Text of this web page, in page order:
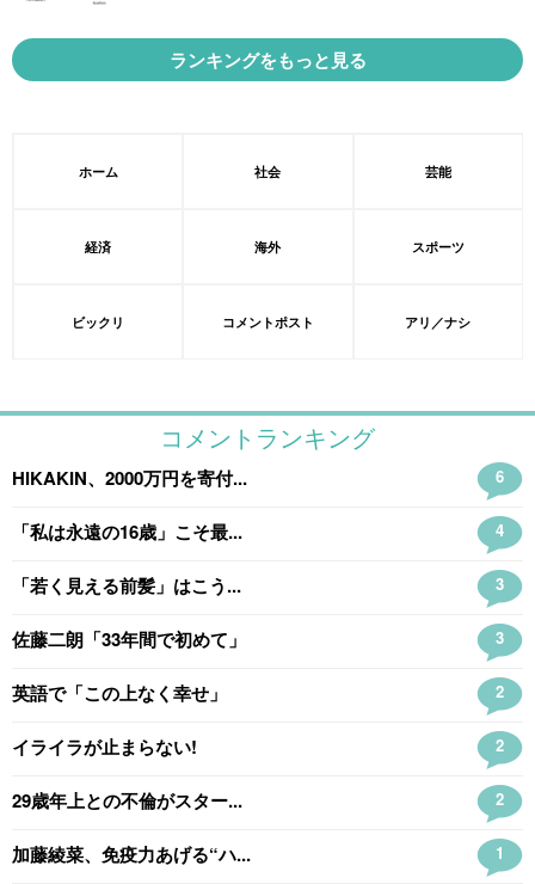
ランキングをもっと見る
ホーム 社会 芸能
経済 海外 スポーツ
ビックリ コメントポスト アリ／ナシ